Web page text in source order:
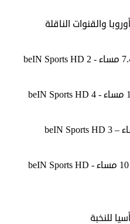
والقنوات الناقلة
أتلتيكو مدريد X ريال مدريد – 10 مساء - beIN Sports HD
للنخبة